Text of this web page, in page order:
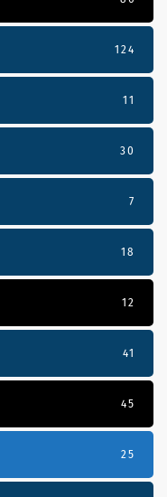
124
11
30
7
18
12
41
45
25